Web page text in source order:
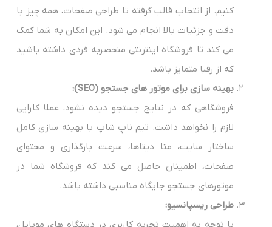
کنیم. از انتخاب قالب گرفته تا طراحی صفحات، همه چیز با
دقت و جزئیات بالا انجام می شود. این امکان به شما کمک
می کند تا فروشگاه اینترنتی منحصربه فردی داشته باشید
که از رقبا متمایز باشد.
بهینه سازی برای موتور های جستجو (SEO):
فروشگاهی که در نتایج جستجو دیده نشود، عملا کارایی
لازم را نخواهد داشت. تیم ناپ شاپ با بهینه سازی کامل
ساختار سایت، متا دیتاها، سرعت بارگذاری و محتوای
صفحات، اطمینان حاصل می کند که فروشگاه شما در
موتورهای جستجو جایگاه مناسبی داشته باشد.
طراحی ریسپانسیو:
با توجه به اهمیت تجربه کاربری در دستگاه های موبایل،